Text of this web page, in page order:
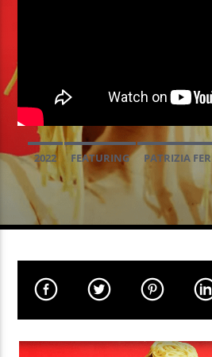
MATHIEU CETTA
EMISSION EN COURS
PROGRAMME DE NUIT
03:00 05:59
GOOD MORNING
2022 FEATURING PATRIZIA
THE AVENER
TOUQUET
TOUQUET MUSIC BEACH